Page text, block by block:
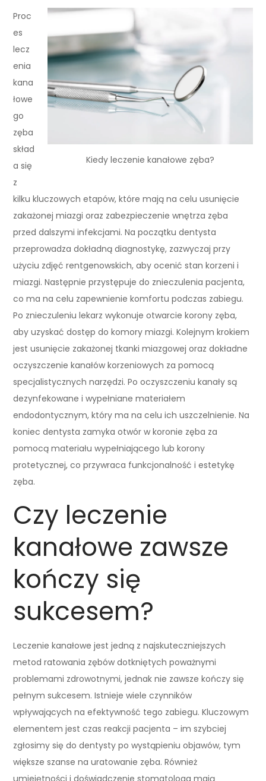
Kiedy leczenie kanałowe zęba?
Proc
es
lecz
enia
kana
łowe
go
zęba
skład
a się
z
kilku kluczowych etapów, które mają na celu usunięcie
zakażonej miazgi oraz zabezpieczenie wnętrza zęba
przed dalszymi infekcjami. Na początku dentysta
przeprowadza dokładną diagnostykę, zazwyczaj przy
użyciu zdjęć rentgenowskich, aby ocenić stan korzeni i
miazgi. Następnie przystępuje do znieczulenia pacjenta,
co ma na celu zapewnienie komfortu podczas zabiegu.
Po znieczuleniu lekarz wykonuje otwarcie korony zęba,
aby uzyskać dostęp do komory miazgi. Kolejnym krokiem
jest usunięcie zakażonej tkanki miazgowej oraz dokładne
oczyszczenie kanałów korzeniowych za pomocą
specjalistycznych narzędzi. Po oczyszczeniu kanały są
dezynfekowane i wypełniane materiałem
endodontycznym, który ma na celu ich uszczelnienie. Na
koniec dentysta zamyka otwór w koronie zęba za
pomocą materiału wypełniającego lub korony
protetycznej, co przywraca funkcjonalność i estetykę
zęba.
Czy leczenie
kanałowe zawsze
kończy się
sukcesem?
Leczenie kanałowe jest jedną z najskuteczniejszych
metod ratowania zębów dotkniętych poważnymi
problemami zdrowotnymi, jednak nie zawsze kończy się
pełnym sukcesem. Istnieje wiele czynników
wpływających na efektywność tego zabiegu. Kluczowym
elementem jest czas reakcji pacjenta – im szybciej
zgłosimy się do dentysty po wystąpieniu objawów, tym
większe szanse na uratowanie zęba. Również
umiejętności i doświadczenie stomatologa mają